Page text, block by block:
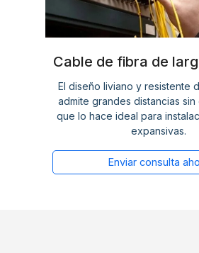
Cable de fibra de
El diseño liviano y resistente
admite grandes distancias
que lo hace ideal para
expansivas.
Enviar consulta